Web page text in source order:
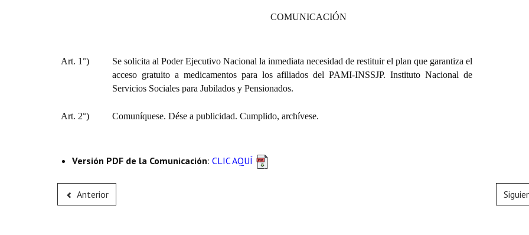
COMUNICACIÓN
Art. 1°)
Se solicita al Poder Ejecutivo Nacional la inmediata necesidad de restituir el plan que garantiza el
acceso gratuito a medicamentos para los afiliados del PAMI-INSSJP. Instituto Nacional de
Servicios Sociales para Jubilados y Pensionados.
Art. 2°) Comuníquese. Dése a publicidad. Cumplido, archívese.
Versión PDF de la Comunicación: CLIC AQUÍ
Anterior